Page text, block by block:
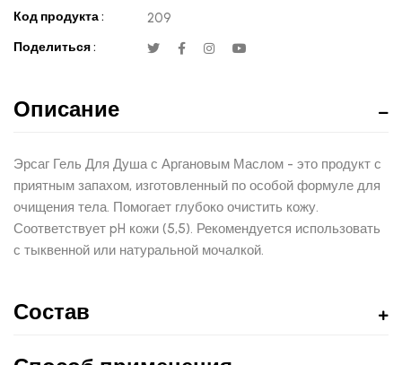
Код продукта : 209
Поделиться :
Описание
Эрсаг Гель Для Душа с Аргановым Маслом - это продукт с
приятным запахом, изготовленный по особой формуле для
очищения тела. Помогает глубоко очистить кожу.
Соответствует pH кожи (5,5). Рекомендуется использовать
с тыквенной или натуральной мочалкой.
Состав